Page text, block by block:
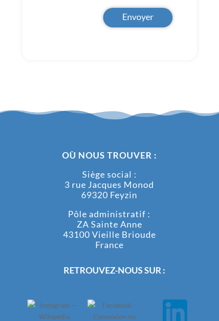
Envoyer
OÙ NOUS TROUVER :
Siège social :
3 rue Jacques Monod
69320 Feyzin
Pôle administratif :
ZA Sainte Anne
43100 Vieille Brioude
France
RETROUVEZ-NOUS SUR :